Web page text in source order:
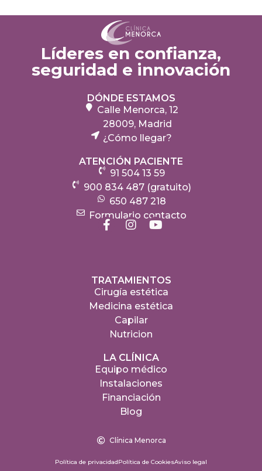
Líderes en confianza,
seguridad e innovación
DÓNDE ESTAMOS
Calle Menorca, 12
28009, Madrid
¿Cómo llegar?
ATENCIÓN PACIENTE
91 504 13 59
900 834 487 (gratuito)
650 487 218
Formulario contacto
TRATAMIENTOS
Cirugía estética
Medicina estética
Capilar
Nutricion
LA CLÍNICA
Equipo médico
Instalaciones
Financiación
Blog
Clínica Menorca
Política de privacidadPolítica de CookiesAviso legal